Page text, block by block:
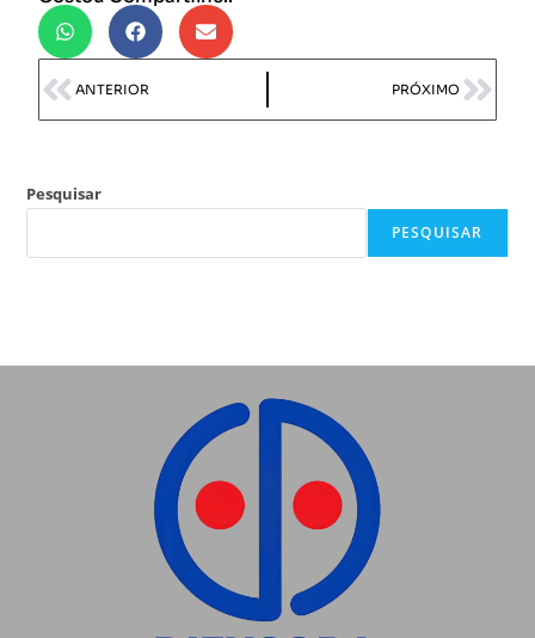
ANTERIOR PRÓXIMO
Pesquisar
PESQUISAR